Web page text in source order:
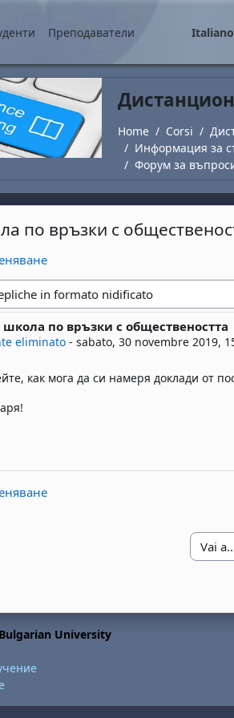
Преподаватели
Home Corsi
Информация за
Форум за
по връзки с
по връзки с обществеността
eliminato - sabato, 30 novembre 2019,
di risposte: 0
как мога да си намеря доклади от
Vai a...
University